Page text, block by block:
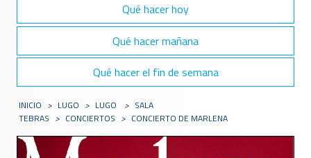
Qué hacer hoy
Qué hacer mañana
Qué hacer el fin de semana
INICIO > LUGO > LUGO > SALA
TEBRAS > CONCIERTOS > CONCIERTO DE MARLENA